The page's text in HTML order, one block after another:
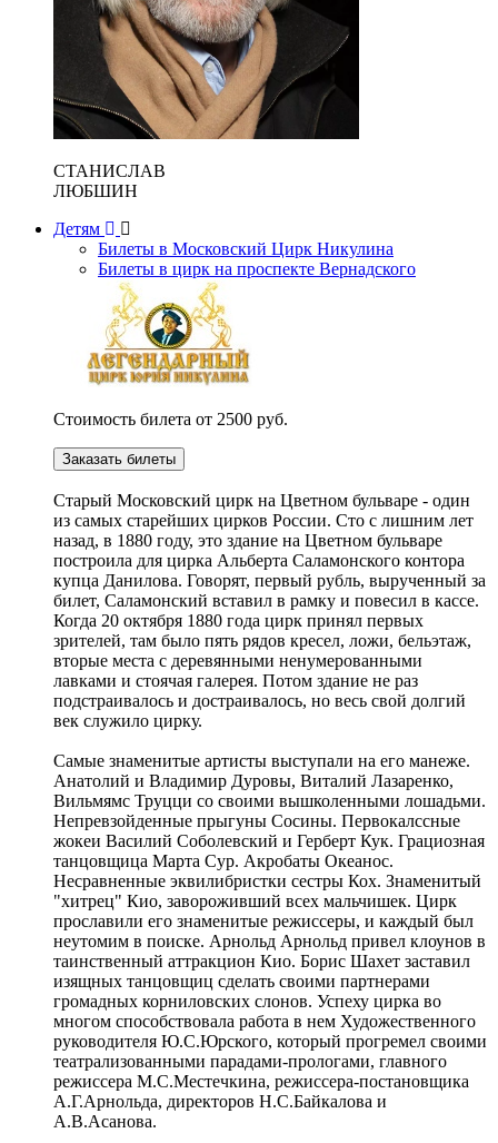
СТАНИСЛАВ
ЛЮБШИН
Детям
Билеты в Московский Цирк Никулина
Билеты в цирк на проспекте Вернадского
Стоимость билета от 2500 руб.
Заказать билеты
Cтарый Московский цирк на Цветном бульваре - один
из самых старейших цирков России. Сто с лишним лет
назад, в 1880 году, это здание на Цветном бульваре
построила для цирка Альберта Саламонского контора
купца Данилова. Говорят, первый рубль, вырученный за
билет, Саламонский вставил в рамку и повесил в кассе.
Когда 20 октября 1880 года цирк принял первых
зрителей, там было пять рядов кресел, ложи, бельэтаж,
вторые места с деревянными ненумерованными
лавками и стоячая галерея. Потом здание не раз
подстраивалось и достраивалось, но весь свой долгий
век служило цирку.
Самые знаменитые артисты выступали на его манеже.
Анатолий и Владимир Дуровы, Виталий Лазаренко,
Вильмямс Труцци со своими вышколенными лошадьми.
Непревзойденные прыгуны Сосины. Первокалссные
жокеи Василий Соболевский и Герберт Кук. Грациозная
танцовщица Марта Сур. Акробаты Океанос.
Несравненные эквилибристки сестры Кох. Знаменитый
"хитрец" Кио, завороживший всех мальчишек. Цирк
прославили его знаменитые режиссеры, и каждый был
неутомим в поиске. Арнольд Арнольд привел клоунов в
таинственный аттракцион Кио. Борис Шахет заставил
изящных танцовщиц сделать своими партнерами
громадных корниловских слонов. Успеху цирка во
многом способствовала работа в нем Художественного
руководителя Ю.С.Юрского, который прогремел своими
театрализованными парадами-прологами, главного
режиссера М.С.Местечкина, режиссера-постановщика
А.Г.Арнольда, директоров Н.С.Байкалова и
А.В.Асанова.